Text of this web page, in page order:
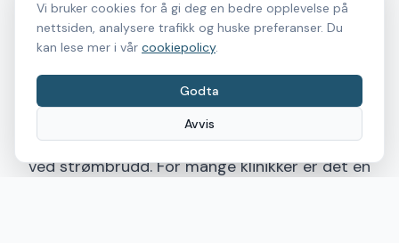
Vi bruker cookies for å gi deg en bedre opplevelse på
nettsiden, analysere trafikk og huske preferanser. Du
kan lese mer i vår cookiepolicy.
Godta
Avvis
Glasskvalitet og eksisterende forhold må
også vurderes. Smartfilm fungerer best når
underlaget er egnet og detaljene rundt
montering er riktig løst. I tillegg må man ta
stilling til hvordan skjermingen skal fungere
ved strømbrudd. For mange klinikker er det en